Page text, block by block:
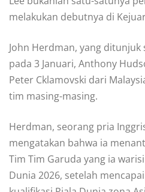
melakukan debutnya di
John Herdman, yang
pada 3 Januari, Anthony
Peter Cklamovski dari
tim masing-masing.
Herdman, seorang pria
mengatakan bahwa ia
Tim Tim Garuda yang ia
Dunia 2026, setelah